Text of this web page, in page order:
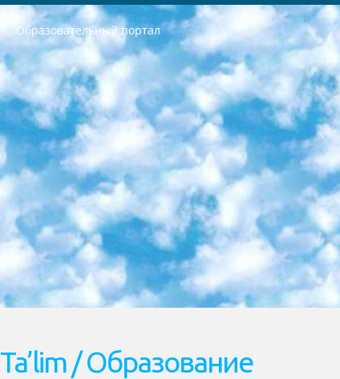
Образовательный портал
РЕСПУБЛИКА УЗБЕКИСТАН МИНИСТРЕРСТВО ДОШКОЛЬНОГО И ШКОЛЬНОГО ОБРАЗОВАНИЯ КОМАНДА в общеобразовательных учреждениях в 2023-2024 учебном году организация и проведение итоговой государственной аттестации обучающихся о Министра дошкольного и школьного образования Республики Узбекистан от 4 марта 2008 года (постановлением Минюста от 20 марта 2008 года № 1778 государственной регистрации) «Итоговое состояние учащихся общего среднего образования на основании положения об утверждении положения об аттестации общего среднего образования выпускной экзамен студентов в образовательных учреждениях в 2023-2024 учебном году В целях организации и прохождения аттестации приказываю: 1. Следующее: перечень предметов, по которым будет проводиться итоговая государственная аттестация и экзамен формы перевода согласно приложению 1; сертификаты международного образца, оценивающие уровень владения иностранными языками перечень согласно приложению 2; 2. Педагогический при специализированных образовательных учреждениях. научно-практический центр квалификации и международной оценки (Д.Давидова) 2024 г. До 25 марта: задания по предметам, по которым будет проводиться итоговая аттестация разработка и утверждение технических условий; итоговая аттестация на основании разработанного предметного задания разработка вопросов по предметам (устно и письменно), экзамен передача; общеобразовательные средние школы и специальные учебные заведения учащиеся выпускных классов школ и интернатов в агентской системе подготовка базы данных экзаменационных материалов и критериев оценки; перевод базы экзаменационных материалов на все языки обучения подать в Республиканский образовательный центр для изготовления; варианты экзаменов на основе разработанных контрольных материалов пусть будут поставлены задачи формирования. 3. Республиканский образовательный центр (Ш.Худайкулов) до 5 апреля 2024 года. до: база данных предоставленных экзаменационных материалов на все языки обучения перевод и экспертиза; для слепых, слабовидящих, глухих, слабослышащих и умственно отсталых детей учащиеся выпускных классов специализированных школ и школ-интернатов база данных экзаменационных материалов на всех преподаваемых языках подготовка критериев оценки; специализированные школы для умственно отсталых детей и технологии для учащихся выпускных классов школ-интернатов разработка соответствующих рекомендаций и критериев проведения ЕГЭ по естествознанию давать задания. 4. Педагогический при специализированных образовательных учреждениях. Научно-практический центр навыков и международной оценки (Д.Давидова), Республика образовательный центр (Худайкулов Ш.) итоговый государственный аттестационный экзамен ориентирован на творческое и логическое мышление при подготовке базы материалов учитывать введение заданий. 5. Следует отметить, что: сертификат государственного образца о знании общеобразовательного предмета и как минимум национальный уровень B1 по предметам на иностранных языках, указанным в Приложении 2. или международно признанный сертификат эквивалентного уровня студенты, изучающие определенный предмет, освобождаются от экзамена; по соответствующим предметам запланирована итоговая государственная аттестация за день до дня, путем жеребьевки Рабочей группой (в письменной форме по предметам, проводимым в форме) из числа сформированных вариантов выбрано 2 варианта; 2 выбранных варианта экзамена анонсированы на официальном сайте министерства и все выпускники по всей стране на основе этих вариантов проводит итоговую государственную аттестацию. 6. Государственное образование учащихся средних общеобразовательных учреждений. знания в соответствии с квалификационными требованиями, которые необходимо приобрести на основании стандартов итоговый (выпускной) контроль для 9 и 11 классов в целях тестирования Экзамены (далее – экзамены) состоят из предметов, перечисленных в приложении 1. будет сделано. 7. Экзамены пройдут с 26 мая по 15 июня 2024 г. (кроме науки физического воспитания). 8. Физическая для учащихся 9 классов общесредних образовательных учреждений. Экзамены по предмету «Образование, квалификация медицина» 1-6 мая
Ta’lim / Образование